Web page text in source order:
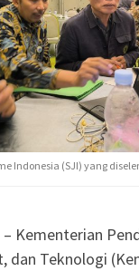
Indonesia (SJI) yang
– Kementerian
dan Teknologi